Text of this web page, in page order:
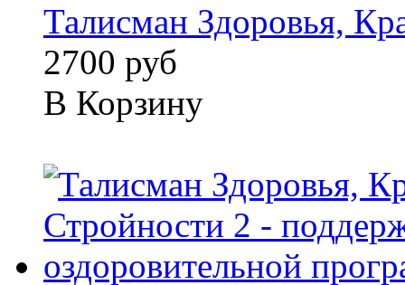
Талисман Здоровья,
2700 руб
В Корзину